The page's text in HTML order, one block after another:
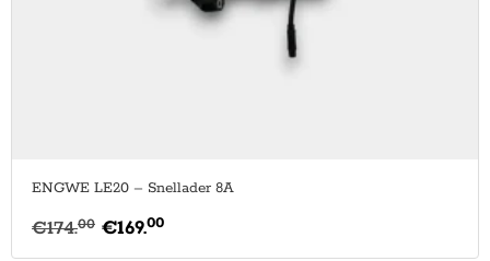
ENGWE LE20 – Snellader 8A
€174.00 €169.00